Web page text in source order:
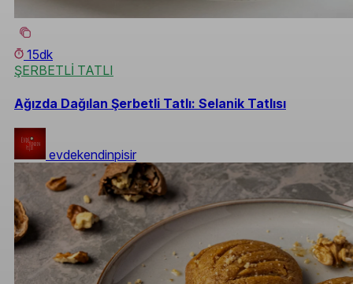
15dk
ŞERBETLİ TATLI
Ağızda Dağılan Şerbetli Tatlı: Selanik Tatlısı
evdekendinpisir